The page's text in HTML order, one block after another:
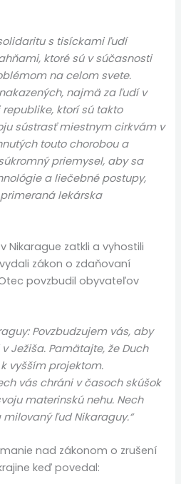
s tisíckami ľudí
ktoré sú v súčasnosti
na celom svete.
najmä za ľudí v
ktorí sú takto
sústrasť miestnym cirkvám v
touto chorobou a
priemysel, aby sa
a liečebné postupy,
lekárska
Nikarague zatkli a vyhostili
zákon o zdaňovaní
povzbudil obyvateľov
Povzbudzujem vás, aby
Ježiša. Pamätajte, že Duch
vyšším projektom.
vás chráni v časoch skúšok
materinskú nehu. Nech
ľud Nikaraguy.“
nad zákonom o zrušení
keď povedal: